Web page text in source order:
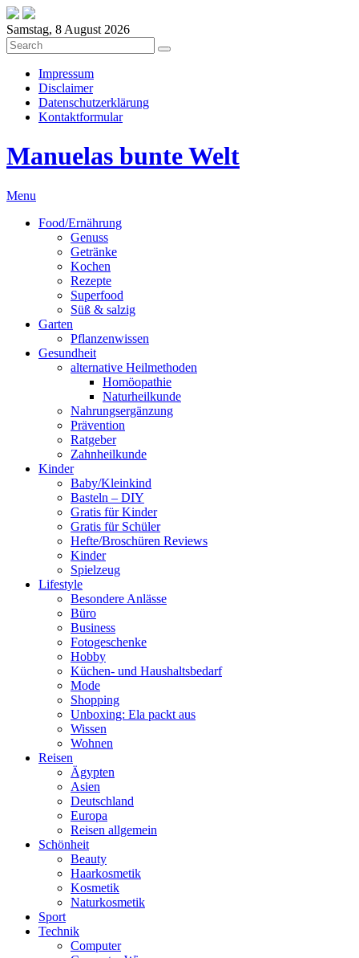
Samstag, 8 August 2026
Impressum
Disclaimer
Datenschutzerklärung
Kontaktformular
Manuelas bunte Welt
Menu
Food/Ernährung
Genuss
Getränke
Kochen
Rezepte
Superfood
Süß & salzig
Garten
Pflanzenwissen
Gesundheit
alternative Heilmethoden
Homöopathie
Naturheilkunde
Nahrungsergänzung
Prävention
Ratgeber
Zahnheilkunde
Kinder
Baby/Kleinkind
Basteln – DIY
Gratis für Kinder
Gratis für Schüler
Hefte/Broschüren Reviews
Kinder
Spielzeug
Lifestyle
Besondere Anlässe
Büro
Business
Fotogeschenke
Hobby
Küchen- und Haushaltsbedarf
Mode
Shopping
Unboxing: Ela packt aus
Wissen
Wohnen
Reisen
Ägypten
Asien
Deutschland
Europa
Reisen allgemein
Schönheit
Beauty
Haarkosmetik
Kosmetik
Naturkosmetik
Sport
Technik
Computer